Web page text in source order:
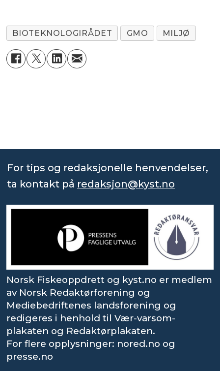
BIOTEKNOLOGIRÅDET GMO MILJØ
For tips og redaksjonelle henvendelser,
ta kontakt på redaksjon@kyst.no
Norsk Fiskeoppdrett og kyst.no er medlem
av Norsk Redaktørforening og
Mediebedriftenes landsforening og
redigeres i henhold til Vær-varsom-
plakaten og Redaktørplakaten.
For flere opplysninger: nored.no og
presse.no